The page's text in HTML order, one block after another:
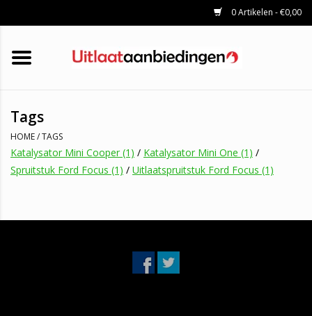
0 Artikelen - €0,00
HOME
KATALYSATOREN
UNIVERSELE UITLAATDELEN
MERKEN
Tags
HOME/TAGS
Katalysator Mini Cooper (1) / Katalysator Mini One (1) /
Spruitstuk Ford Focus (1) / Uitlaatspruitstuk Ford Focus (1)